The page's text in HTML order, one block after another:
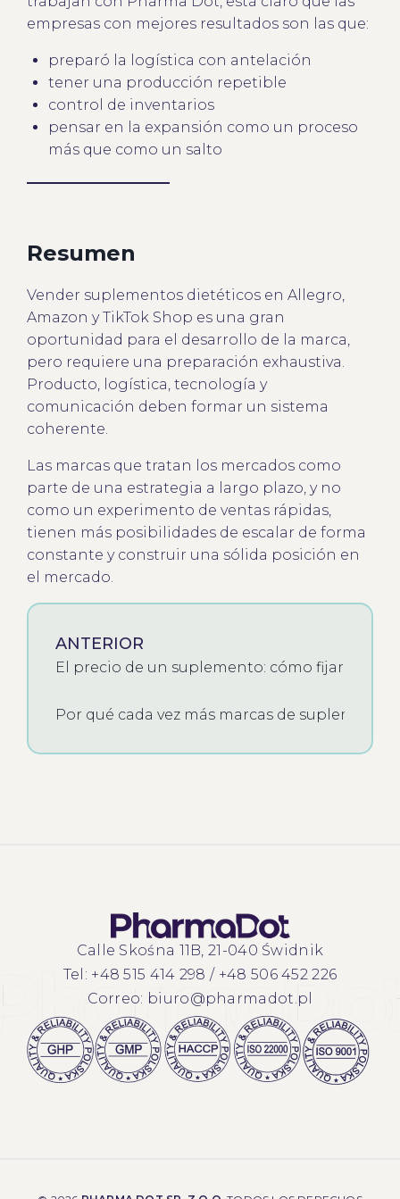
empresas con mejores resultados son las que:
preparó la logística con antelación
tener una producción repetible
control de inventarios
pensar en la expansión como un proceso
más que como un salto
Resumen
Vender suplementos dietéticos en Allegro,
Amazon y TikTok Shop es una gran
oportunidad para el desarrollo de la marca,
pero requiere una preparación exhaustiva.
Producto, logística, tecnología y
comunicación deben formar un sistema
coherente.
Las marcas que tratan los mercados como
parte de una estrategia a largo plazo, y no
como un experimento de ventas rápidas,
tienen más posibilidades de escalar de forma
constante y construir una sólida posición en
el mercado.
ANTERIOR
El precio de un suplemento: cómo fijarlo
Por qué cada vez más marcas de
Calle Skośna 11B, 21-040 Świdnik
Tel: +48 515 414 298 / +48 506 452 226
Correo: biuro@pharmadot.pl